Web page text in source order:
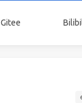
Gitee